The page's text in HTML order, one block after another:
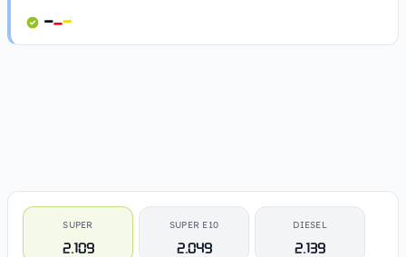
SUPER
2.109
SUPER E10
2.049
DIESEL
2.139